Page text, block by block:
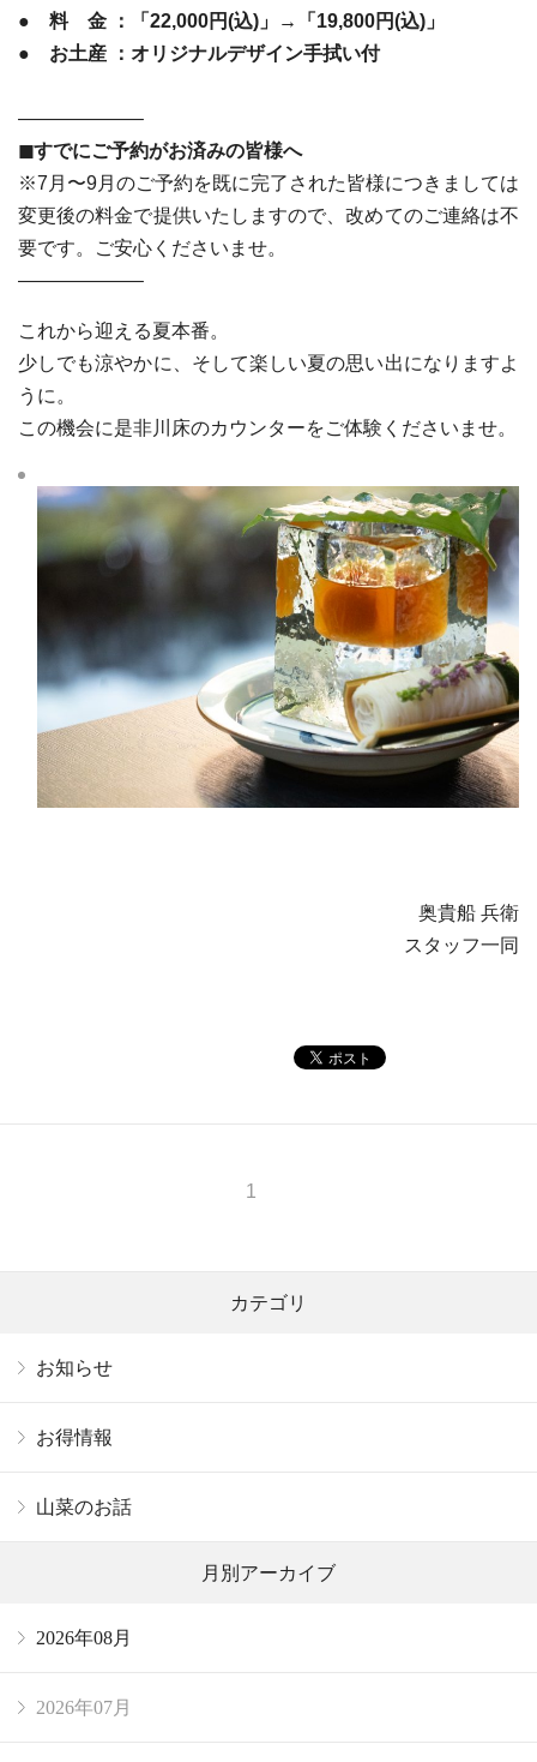
● 料 金 ：「22,000円(込)」→「19,800円(込)」
● お土産 ：オリジナルデザイン手拭い付
——————–
◼︎すでにご予約がお済みの皆様へ
※7月〜9月のご予約を既に完了された皆様につきましては
変更後の料金で提供いたしますので、改めてのご連絡は不
要です。ご安心くださいませ。
——————–
これから迎える夏本番。
少しでも涼やかに、そして楽しい夏の思い出になりますよ
うに。
この機会に是非川床のカウンターをご体験くださいませ。
奥貴船 兵衛
スタッフ一同
1
カテゴリ
お知らせ
お得情報
山菜のお話
月別アーカイブ
2026年08月
2026年07月